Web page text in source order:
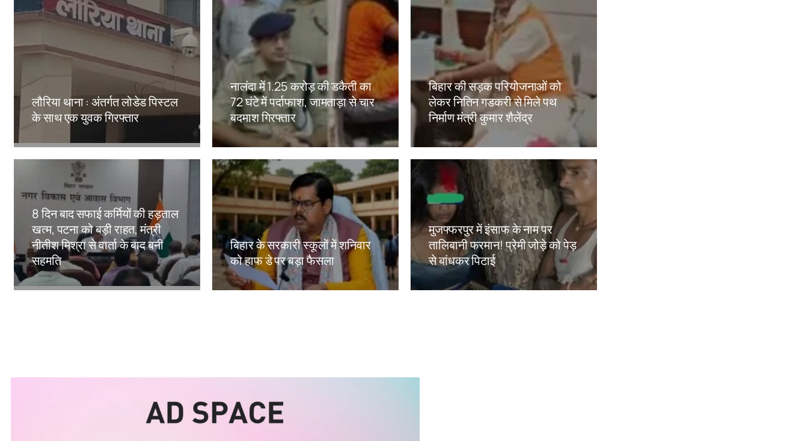
लौरिया थाना : अंतर्गत लोडेड पिस्टल
के साथ एक युवक गिरफ्तार
नालंदा में 1.25 करोड़ की डकैती का
72 घंटे में पर्दाफाश, जामताड़ा से चार
बदमाश गिरफ्तार
Amit Lekh
बिहार की सड़क परियोजनाओं को
लेकर नितिन गडकरी से मिले पथ
निर्माण मंत्री कुमार शैलेंद्र
Amit Lekh
8 दिन बाद सफाई कर्मियों की हड़ताल
खत्म, पटना को बड़ी राहत, मंत्री
नीतीश मिश्रा से वार्ता के बाद बनी
सहमति
Amit Lekh
बिहार के सरकारी स्कूलों में शनिवार
को हाफ डे पर बड़ा फैसला
Amit Lekh
मुजफ्फरपुर में इंसाफ के नाम पर
तालिबानी फरमान! प्रेमी जोड़े को पेड़
से बांधकर पिटाई
Amit Lekh